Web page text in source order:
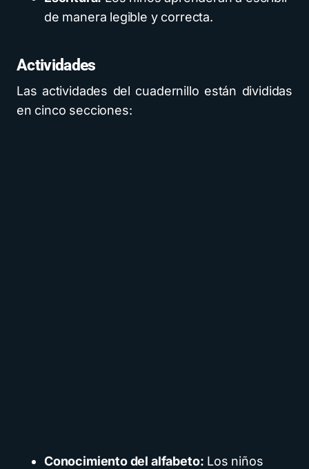
de manera legible y correcta.
Actividades
Las actividades del cuadernillo están divididas
en cinco secciones:
Conocimiento del alfabeto: Los niños